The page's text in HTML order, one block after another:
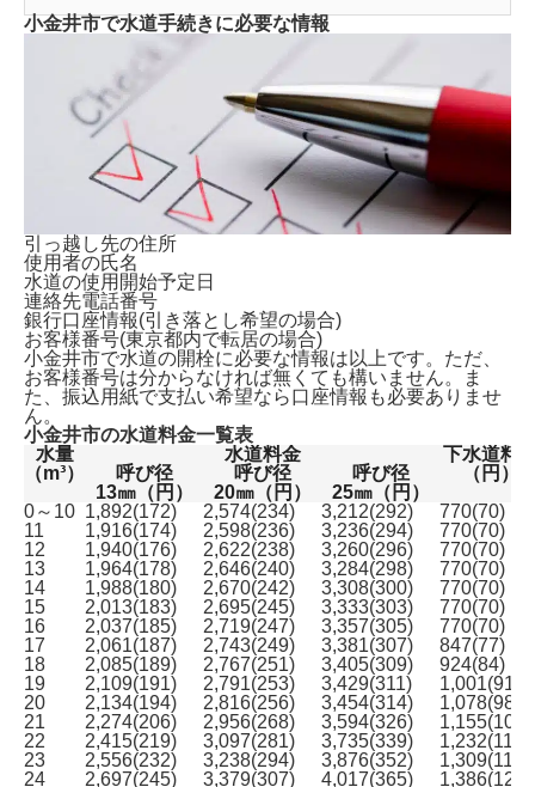
小金井市で水道手続きに必要な情報
引っ越し先の住所
使用者の氏名
水道の使用開始予定日
連絡先電話番号
銀行口座情報(引き落とし希望の場合)
お客様番号(東京都内で転居の場合)
小金井市で水道の開栓に必要な情報は以上です。ただ、
お客様番号は分からなければ無くても構いません。ま
た、振込用紙で支払い希望なら口座情報も必要ありませ
ん。
小金井市の水道料金一覧表
水量
（m³）
水道料金
下水道料
（円）
呼び径
13㎜（円）
呼び径
20㎜（円）
呼び径
25㎜（円）
0～10 1,892(172) 2,574(234) 3,212(292)
770(70)
11
1,916(174) 2,598(236) 3,236(294)
770(70)
12
1,940(176) 2,622(238) 3,260(296)
770(70)
13
1,964(178) 2,646(240) 3,284(298)
770(70)
14
1,988(180) 2,670(242) 3,308(300)
770(70)
15
2,013(183) 2,695(245) 3,333(303)
770(70)
16
2,037(185) 2,719(247) 3,357(305)
770(70)
17
2,061(187) 2,743(249) 3,381(307)
847(77)
18
2,085(189) 2,767(251) 3,405(309)
924(84)
19
2,109(191) 2,791(253) 3,429(311)
1,001(91)
20
2,134(194) 2,816(256) 3,454(314)
1,078(98)
21
2,274(206) 2,956(268) 3,594(326)
1,155(105)
22
2,415(219) 3,097(281) 3,735(339)
1,232(112)
23
2,556(232) 3,238(294) 3,876(352)
1,309(119)
24
2,697(245) 3,379(307) 4,017(365)
1,386(126)